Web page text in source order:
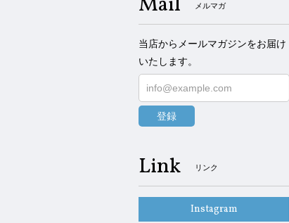
メルマガ
当店からメールマガジンをお届け
いたします。
登録
Link リンク
Instagram